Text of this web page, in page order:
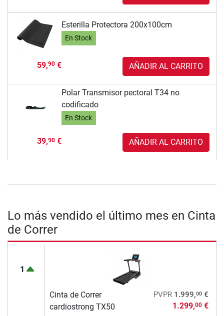
Esterilla Protectora 200x100cm
En Stock
59,90€ AÑADIR AL CARRITO
Polar Transmisor pectoral T34 no
codificado
En Stock
39,90€ AÑADIR AL CARRITO
Lo más vendido el último mes en Cinta
de Correr
1
Cinta de Correr
cardiostrong TX50
PVPR 1.999,00€
1.299,00€